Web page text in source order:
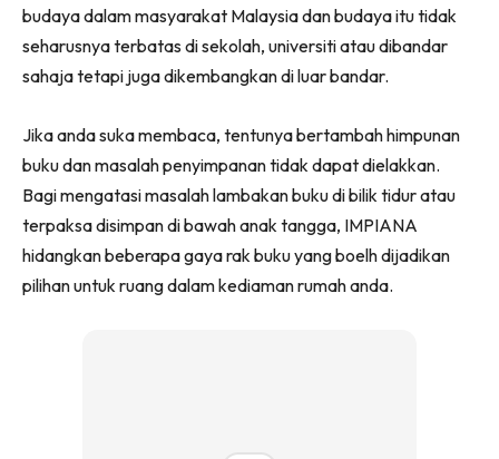
Destinasi
Kafe
Hartanah
High Rise
budaya dalam masyarakat Malaysia dan budaya itu tidak
seharusnya terbatas di sekolah, universiti atau dibandar
sahaja tetapi juga dikembangkan di luar bandar.
Jika anda suka membaca, tentunya bertambah himpunan
buku dan masalah penyimpanan tidak dapat dielakkan.
Bagi mengatasi masalah lambakan buku di bilik tidur atau
terpaksa disimpan di bawah anak tangga, IMPIANA
hidangkan beberapa gaya rak buku yang boelh dijadikan
pilihan untuk ruang dalam kediaman rumah anda.